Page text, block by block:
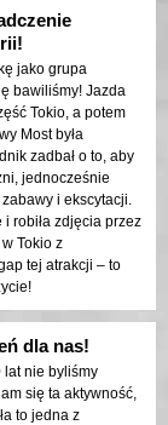
jako grupa
bawiliśmy! Jazda
Tokio, a potem
Most była
zadbał o to, aby
jednocześnie
i ekscytacji.
i robiła zdjęcia przez
Tokio z
tej atrakcji – to
dla nas!
lat nie byliśmy
się ta aktywność,
to jedna z